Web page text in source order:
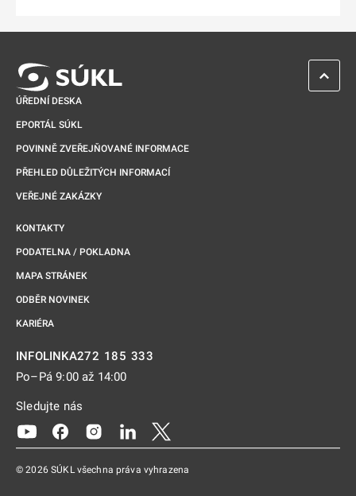
ÚŘEDNÍ DESKA
EPORTÁL SÚKL
POVINNĚ ZVEŘEJŇOVANÉ INFORMACE
PŘEHLED DŮLEŽITÝCH INFORMACÍ
VEŘEJNÉ ZAKÁZKY
KONTAKTY
PODATELNA / POKLADNA
MAPA STRÁNEK
ODBĚR NOVINEK
KARIÉRA
INFOLINKA272 185 333
Po–Pá 9:00 až 14:00
Sledujte nás
Odkaz se otevře na nové kartě
Odkaz se otevře na nové kartě
Odkaz se otevře na nové kartě
Odkaz se otevře na nové kartě
© 2026 SÚKL všechna práva vyhrazena
ZPĚT